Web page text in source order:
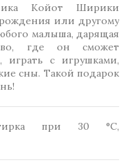
Койот Ширики
или другому
малыша, дарящая
где он сможет
играть с игрушками,
сны. Такой подарок
при 30 °C,